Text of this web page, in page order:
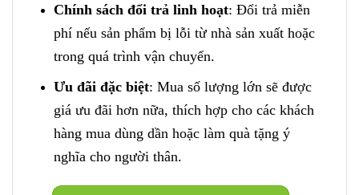
Chính sách đổi trả linh hoạt: Đổi trả miễn
phí nếu sản phẩm bị lỗi từ nhà sản xuất hoặc
trong quá trình vận chuyển.
Ưu đãi đặc biệt: Mua số lượng lớn sẽ được
giá ưu đãi hơn nữa, thích hợp cho các khách
hàng mua dùng dần hoặc làm quà tặng ý
nghĩa cho người thân.